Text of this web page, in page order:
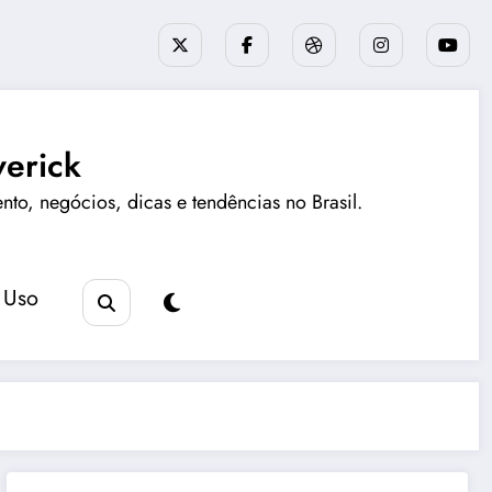
negócios, dicas e tendências no Brasil.